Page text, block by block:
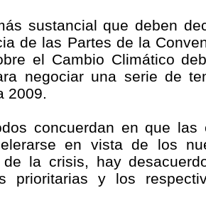
sustancial que deben
de las Partes de la
el Cambio Climático
negociar una serie de
2009.
concuerdan en que las
en vista de los
de la crisis, hay
prioritarias y los